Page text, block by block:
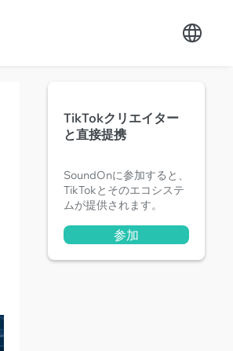
TikTokクリエイター
と直接提携
SoundOnに参加すると、
TikTokとそのエコシステ
ムが提供されます。
参加